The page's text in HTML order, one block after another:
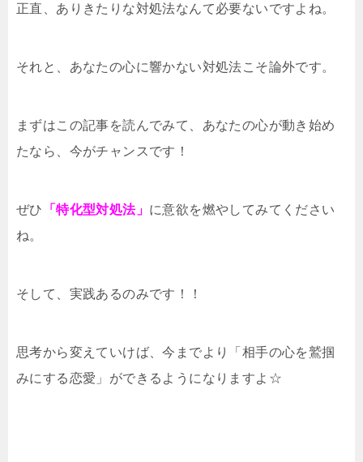
正直、ありきたりな対処法なんて必要ないですよね。
それと、あなたの心に響かない対処法こそ論外です。
まずはこの記事を読んでみて、あなたの心が動き始め
たなら、今がチャンスです！
ぜひ 「特化型対処法」 に意欲を燃やしてみてください
ね。
そして、実践あるのみです！！
思考から変えていけば、今までより「相手の心を鷲掴
みにする恋愛」ができるようになりますよ☆